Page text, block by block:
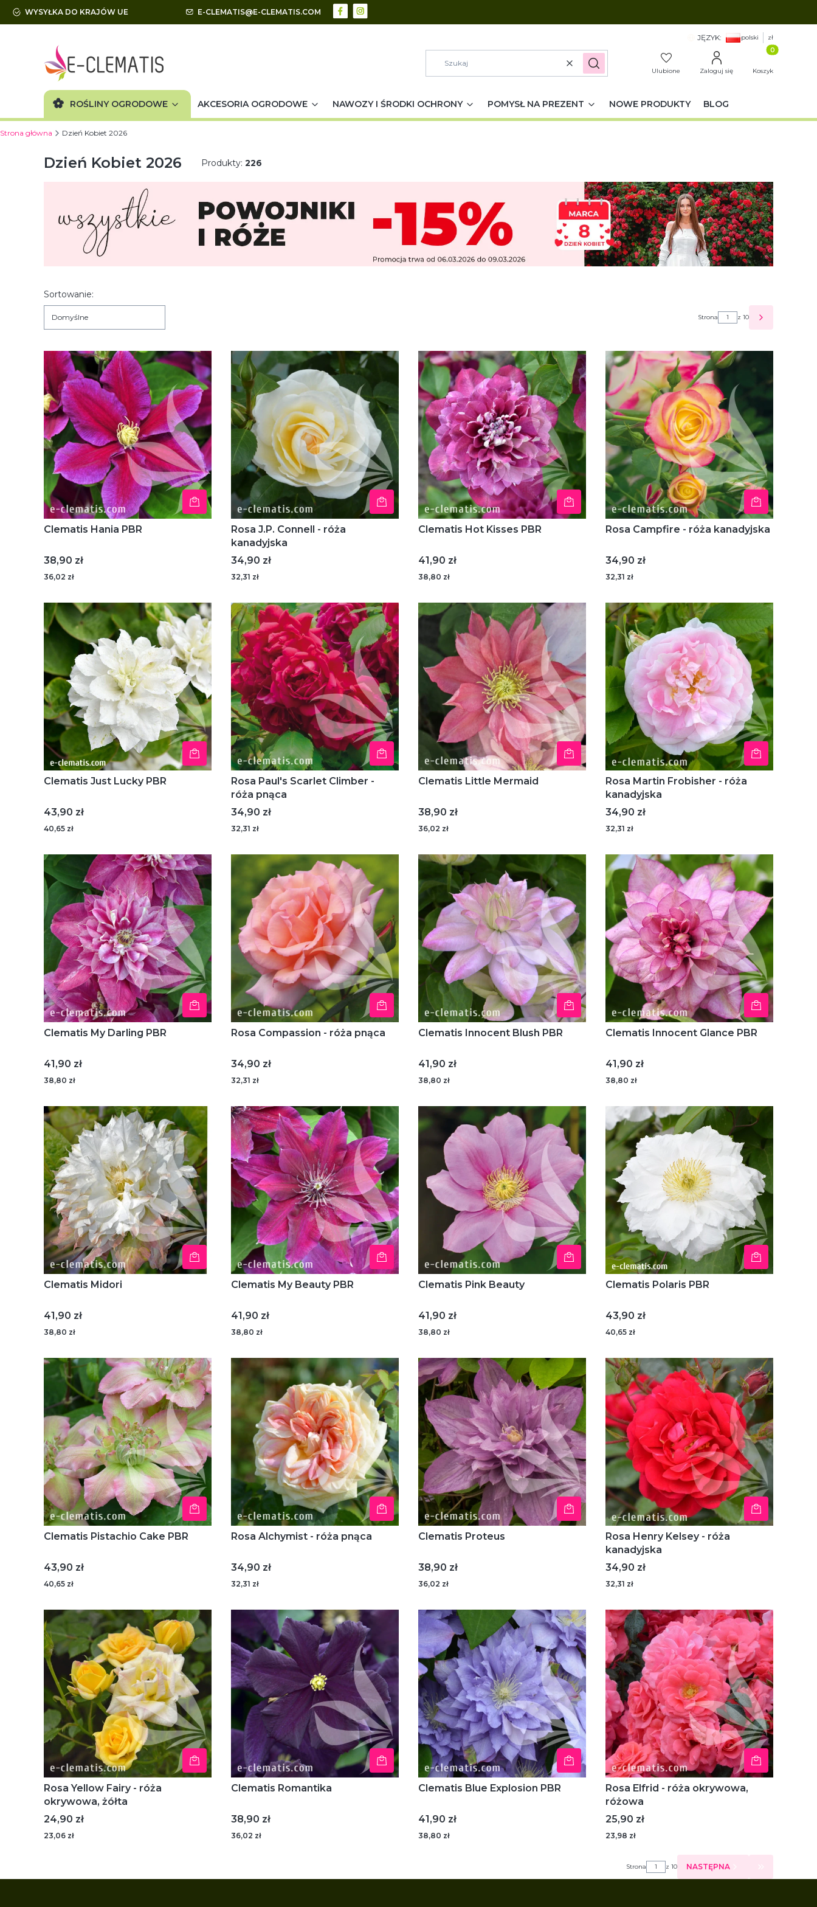
WYSYŁKA DO KRAJÓW UE E-CLEMATIS@E-CLEMATIS.COM
JĘZYK: polski zł
WyczyśćSzukaj Ulubione Zaloguj się
Produkty w
Koszyk
ROŚLINY OGRODOWE AKCESORIA OGRODOWE NAWOZY I ŚRODKI OCHRONY POMYSŁ NA PREZENT NOWE PRODUKTY BLOG
Strona główna Dzień Kobiet 2026
Dzień Kobiet 2026 Produkty: 226
Lista produktów
Sortowanie:
Domyślne Strona z 10 NASTĘPNE
Clematis Hania PBR
Cena
38,90 zł
36,02 zł
Rosa J.P. Connell - róża
kanadyjska
Cena
34,90 zł
32,31 zł
Clematis Hot Kisses PBR
Cena
41,90 zł
38,80 zł
Rosa Campfire - róża kanadyjska
Cena
34,90 zł
32,31 zł
Clematis Just Lucky PBR
Cena
43,90 zł
40,65 zł
Rosa Paul's Scarlet Climber -
róża pnąca
Cena
34,90 zł
32,31 zł
Clematis Little Mermaid
Cena
38,90 zł
36,02 zł
Rosa Martin Frobisher - róża
kanadyjska
Cena
34,90 zł
32,31 zł
Clematis My Darling PBR
Cena
41,90 zł
38,80 zł
Rosa Compassion - róża pnąca
Cena
34,90 zł
32,31 zł
Clematis Innocent Blush PBR
Cena
41,90 zł
38,80 zł
Clematis Innocent Glance PBR
Cena
41,90 zł
38,80 zł
Clematis Midori
Cena
41,90 zł
38,80 zł
Clematis My Beauty PBR
Cena
41,90 zł
38,80 zł
Clematis Pink Beauty
Cena
41,90 zł
38,80 zł
Clematis Polaris PBR
Cena
43,90 zł
40,65 zł
Clematis Pistachio Cake PBR
Cena
43,90 zł
40,65 zł
Rosa Alchymist - róża pnąca
Cena
34,90 zł
32,31 zł
Clematis Proteus
Cena
38,90 zł
36,02 zł
Rosa Henry Kelsey - róża
kanadyjska
Cena
34,90 zł
32,31 zł
Rosa Yellow Fairy - róża
okrywowa, żółta
Cena
24,90 zł
23,06 zł
Clematis Romantika
Cena
38,90 zł
36,02 zł
Clematis Blue Explosion PBR
Cena
41,90 zł
38,80 zł
Rosa Elfrid - róża okrywowa,
różowa
Cena
25,90 zł
23,98 zł
Strona z 10 NASTĘPNA PRZEJDŹ DO